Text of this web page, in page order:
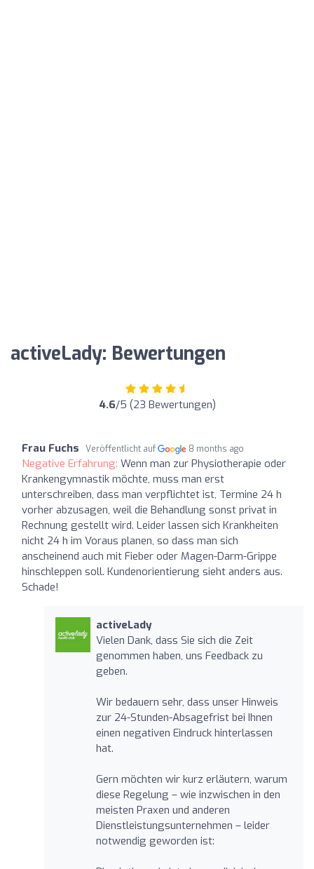
activeLady: Bewertungen
4.6/5 (23 Bewertungen)
Frau Fuchs Veröffentlicht auf 8 months ago
Negative Erfahrung: Wenn man zur Physiotherapie oder
Krankengymnastik möchte, muss man erst
unterschreiben, dass man verpflichtet ist, Termine 24 h
vorher abzusagen, weil die Behandlung sonst privat in
Rechnung gestellt wird. Leider lassen sich Krankheiten
nicht 24 h im Voraus planen, so dass man sich
anscheinend auch mit Fieber oder Magen-Darm-Grippe
hinschleppen soll. Kundenorientierung sieht anders aus.
Schade!
activeLady
Vielen Dank, dass Sie sich die Zeit
genommen haben, uns Feedback zu
geben.
Wir bedauern sehr, dass unser Hinweis
zur 24-Stunden-Absagefrist bei Ihnen
einen negativen Eindruck hinterlassen
hat.
Gern möchten wir kurz erläutern, warum
diese Regelung – wie inzwischen in den
meisten Praxen und anderen
Dienstleistungsunternehmen – leider
notwendig geworden ist: